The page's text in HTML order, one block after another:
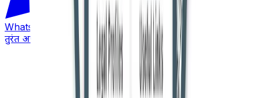
WhatsApp
तुरंत अपडेट पाएं